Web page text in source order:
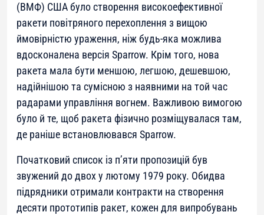
(ВМФ) США було створення високоефективної
ракети повітряного перехоплення з вищою
ймовірністю ураження, ніж будь-яка можлива
вдосконалена версія Sparrow. Крім того, нова
ракета мала бути меншою, легшою, дешевшою,
надійнішою та сумісною з наявними на той час
радарами управління вогнем. Важливою вимогою
було й те, щоб ракета фізично розміщувалася там,
де раніше встановлювався Sparrow.
Початковий список із п’яти пропозицій був
звужений до двох у лютому 1979 року. Обидва
підрядники отримали контракти на створення
десяти прототипів ракет, кожен для випробувань